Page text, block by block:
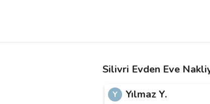
Silivri Evden Eve
Y Yılmaz Y.